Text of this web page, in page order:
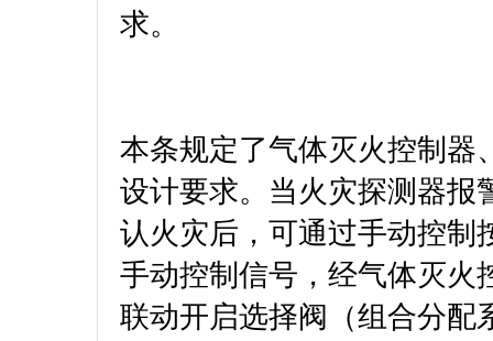
求。
本条规定了气体灭火控制器
设计要求。当火灾探测器报
认火灾后，可通过手动控制
手动控制信号，经气体灭火
联动开启选择阀（组合分配